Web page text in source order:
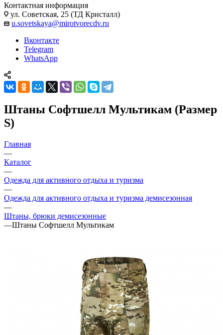
Контактная информация
ул. Советская, 25 (ТД Кристалл)
u.sovetskaya@mirotvorecdv.ru
Вконтакте
Telegram
WhatsApp
Штаны Софтшелл Мультикам (Размер
S)
Главная
—
Каталог
—
Одежда для активного отдыха и туризма
—
Одежда для активного отдыха и туризма демисезонная
—
Штаны, брюки демисезонные
—Штаны Софтшелл Мультикам